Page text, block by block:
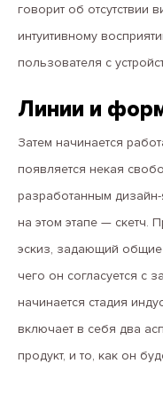
говорит об отсутствии
интуитивному
пользователя с
Линии и
Затем начинается
появляется некая
разработанным
на этом этапе —
эскиз, задающий общие
чего он согласуется с
начинается стадия
включает в себя два
продукт, и то, как он